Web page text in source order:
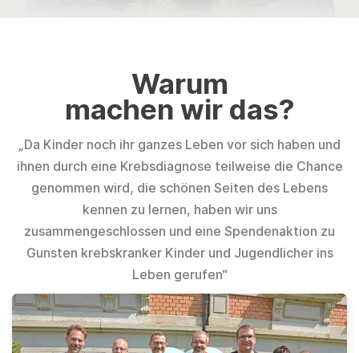
Warum
machen wir das?
„Da Kinder noch ihr ganzes Leben vor sich haben und
ihnen durch eine Krebsdiagnose teilweise die Chance
genommen wird, die schönen Seiten des Lebens
kennen zu lernen, haben wir uns
zusammengeschlossen und eine Spendenaktion zu
Gunsten krebskranker Kinder und Jugendlicher ins
Leben gerufen“